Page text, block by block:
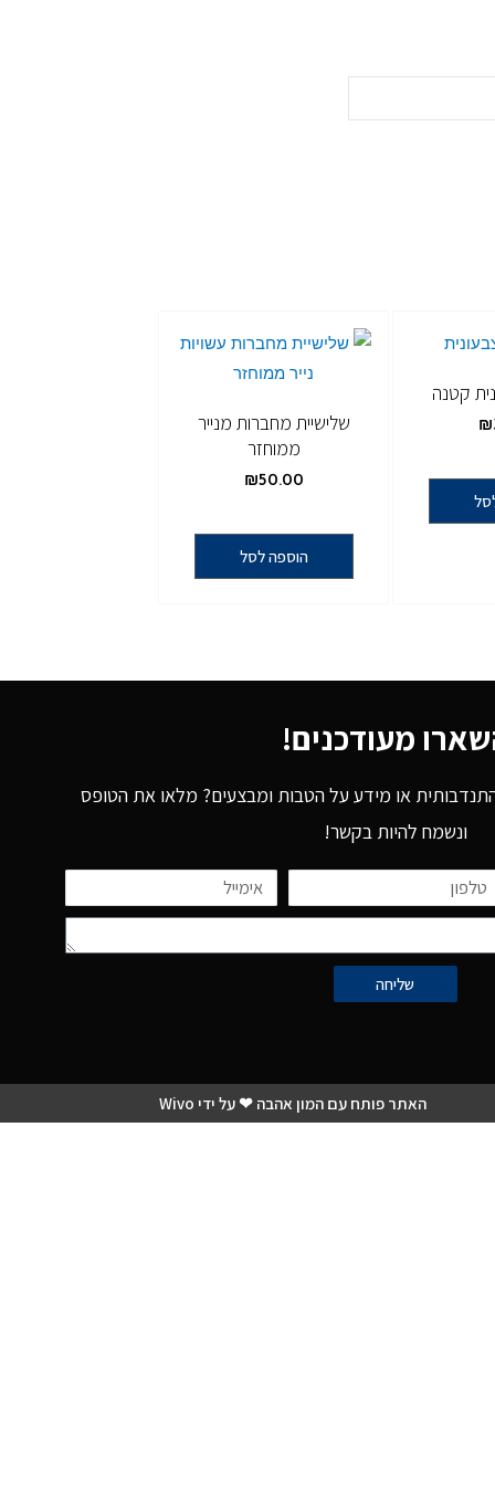
קטנה
₪
שלישיית מחברות מנייר
ממוחזר
₪50.00
הוספה לסל
מעודכנים!
התנדבותית או מידע על הטבות ומבצעים? מלאו את הטופס
ונשמח להיות בקשר!
שליחה
האתר פותח עם המון אהבה ❤ על ידי Wivo